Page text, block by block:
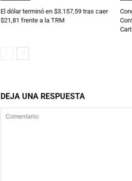
El dólar terminó en $3.157,59 tras caer
$21,81 frente a la TRM
DEJA UNA RESPUESTA